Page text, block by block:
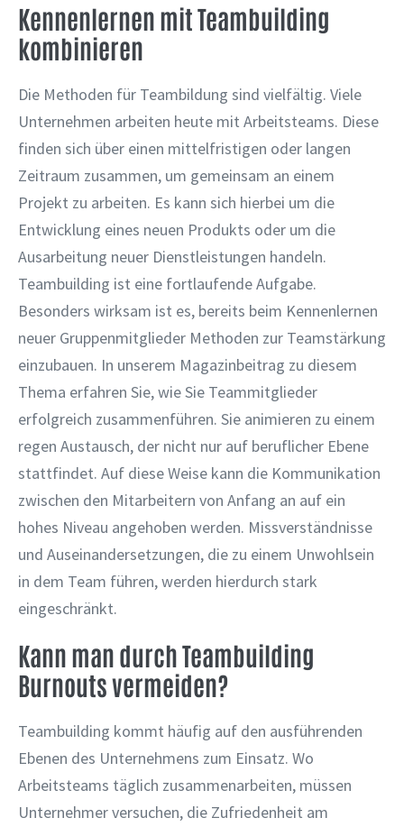
Kennenlernen mit Teambuilding
kombinieren
Die Methoden für Teambildung sind vielfältig. Viele
Unternehmen arbeiten heute mit Arbeitsteams. Diese
finden sich über einen mittelfristigen oder langen
Zeitraum zusammen, um gemeinsam an einem
Projekt zu arbeiten. Es kann sich hierbei um die
Entwicklung eines neuen Produkts oder um die
Ausarbeitung neuer Dienstleistungen handeln.
Teambuilding ist eine fortlaufende Aufgabe.
Besonders wirksam ist es, bereits beim Kennenlernen
neuer Gruppenmitglieder Methoden zur Teamstärkung
einzubauen. In unserem Magazinbeitrag zu diesem
Thema erfahren Sie, wie Sie Teammitglieder
erfolgreich zusammenführen. Sie animieren zu einem
regen Austausch, der nicht nur auf beruflicher Ebene
stattfindet. Auf diese Weise kann die Kommunikation
zwischen den Mitarbeitern von Anfang an auf ein
hohes Niveau angehoben werden. Missverständnisse
und Auseinandersetzungen, die zu einem Unwohlsein
in dem Team führen, werden hierdurch stark
eingeschränkt.
Kann man durch Teambuilding
Burnouts vermeiden?
Teambuilding kommt häufig auf den ausführenden
Ebenen des Unternehmens zum Einsatz. Wo
Arbeitsteams täglich zusammenarbeiten, müssen
Unternehmer versuchen, die Zufriedenheit am